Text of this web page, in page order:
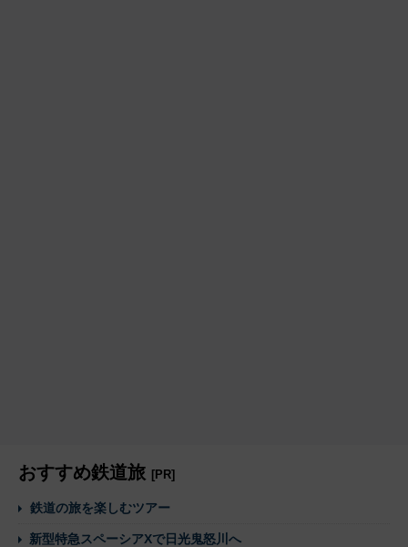
おすすめ鉄道旅 [PR]
鉄道の旅を楽しむツアー
新型特急スペーシアXで日光鬼怒川へ